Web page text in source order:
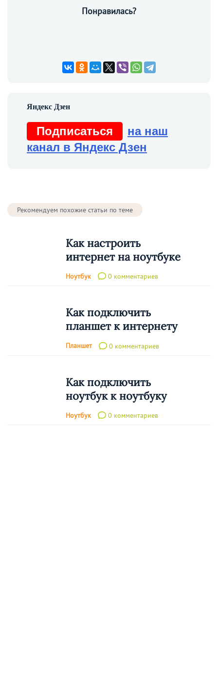
Понравилась?
Подписаться
на наш
канал в Яндекс Дзен
Рекомендуем похожие статьи по теме
Как настроить
интернет на ноутбуке
Ноутбук 0 комментариев
Как подключить
планшет к интернету
Планшет 0 комментариев
Как подключить
ноутбук к ноутбуку
Ноутбук 0 комментариев